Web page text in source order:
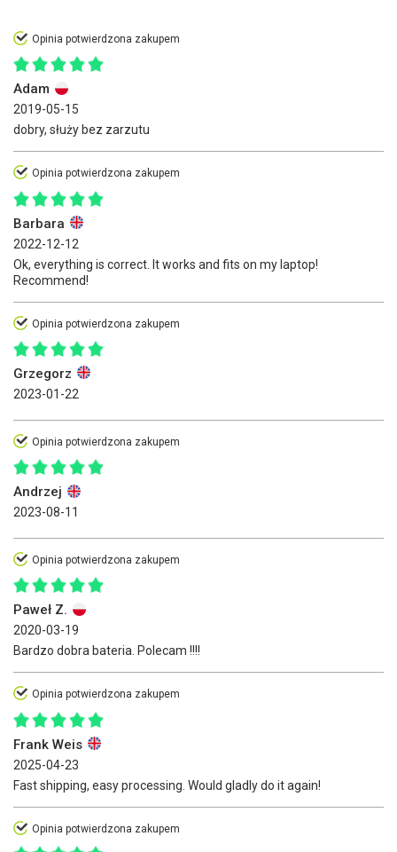
Opinia potwierdzona zakupem
Adam
2019-05-15
dobry, służy bez zarzutu
Opinia potwierdzona zakupem
Barbara
2022-12-12
Ok, everything is correct. It works and fits on my laptop!
Recommend!
Opinia potwierdzona zakupem
Grzegorz
2023-01-22
Opinia potwierdzona zakupem
Andrzej
2023-08-11
Opinia potwierdzona zakupem
Paweł Z.
2020-03-19
Bardzo dobra bateria. Polecam !!!!
Opinia potwierdzona zakupem
Frank Weis
2025-04-23
Fast shipping, easy processing. Would gladly do it again!
Opinia potwierdzona zakupem